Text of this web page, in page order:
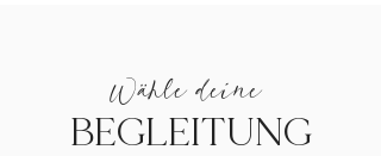
Wähle deine
BEGLEITUNG